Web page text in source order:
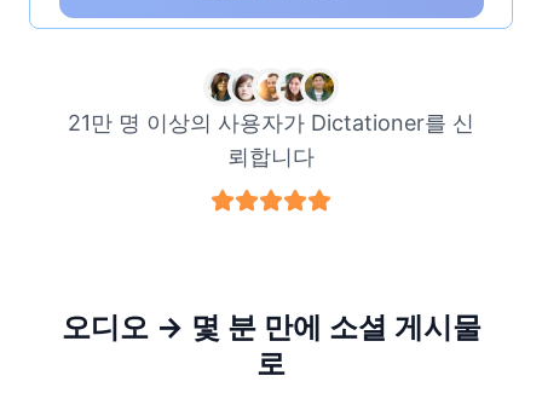
21만 명 이상의 사용자가 Dictationer를 신
뢰합니다
오디오 → 몇 분 만에 소셜 게시물
로